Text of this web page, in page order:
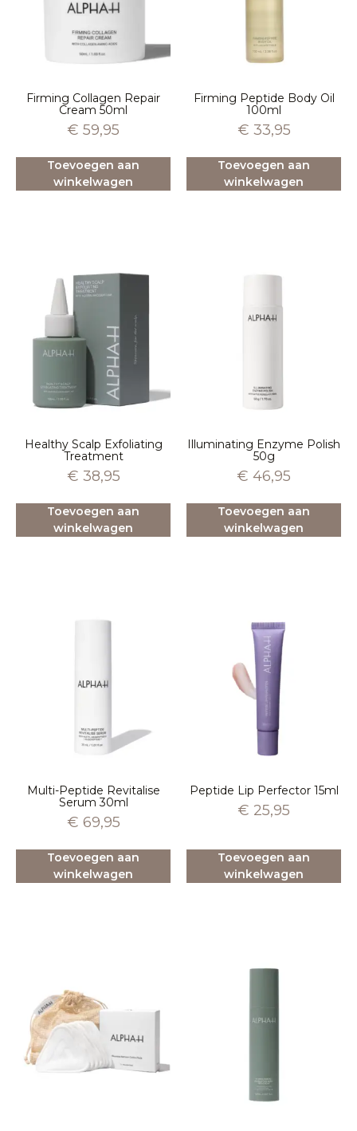
Firming Collagen Repair
Cream 50ml
€ 59,95
Toevoegen aan
winkelwagen
Firming Peptide Body Oil
100ml
€ 33,95
Toevoegen aan
winkelwagen
Healthy Scalp Exfoliating
Treatment
€ 38,95
Toevoegen aan
winkelwagen
Illuminating Enzyme Polish
50g
€ 46,95
Toevoegen aan
winkelwagen
Multi-Peptide Revitalise
Serum 30ml
€ 69,95
Toevoegen aan
winkelwagen
Peptide Lip Perfector 15ml
€ 25,95
Toevoegen aan
winkelwagen